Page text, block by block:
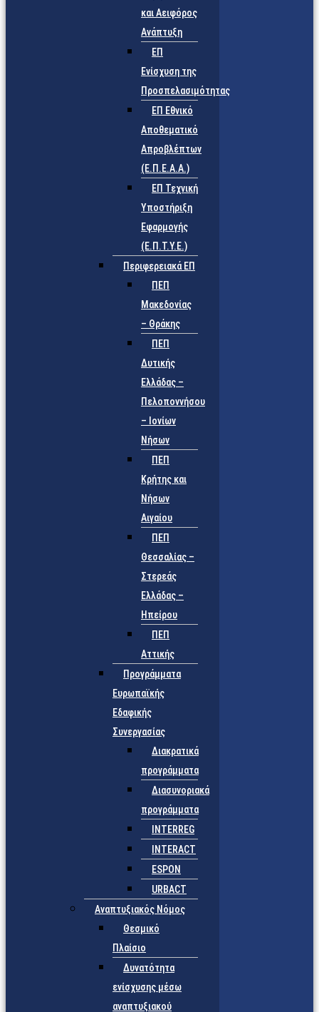
και Αειφόρος
Ανάπτυξη
ΕΠ
Ενίσχυση της
Προσπελασιμότητας
ΕΠ Εθνικό
Αποθεματικό
Απροβλέπτων
(Ε.Π.Ε.Α.Α.)
ΕΠ Τεχνική
Υποστήριξη
Εφαρμογής
(Ε.Π.Τ.Υ.Ε.)
Περιφερειακά ΕΠ
ΠΕΠ
Μακεδονίας
– Θράκης
ΠΕΠ
Δυτικής
Ελλάδας –
Πελοποννήσου
– Ιονίων
Νήσων
ΠΕΠ
Κρήτης και
Νήσων
Αιγαίου
ΠΕΠ
Θεσσαλίας –
Στερεάς
Ελλάδας –
Ηπείρου
ΠΕΠ
Αττικής
Προγράμματα
Ευρωπαϊκής
Εδαφικής
Συνεργασίας
Διακρατικά
προγράμματα
Διασυνοριακά
προγράμματα
INTERREG
INTERACT
ESPON
URBACT
Αναπτυξιακός Νόμος
Θεσμικό
Πλαίσιο
Δυνατότητα
ενίσχυσης μέσω
αναπτυξιακού